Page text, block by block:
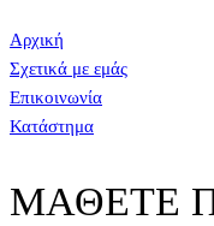
Αρχική
Σχετικά με εμάς
Επικοινωνία
Κατάστημα
ΜΑΘΕΤΕ